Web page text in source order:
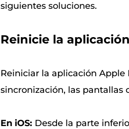
siguientes soluciones.
Reinicie la
Reiniciar la aplicación Apple
sincronización, las pantallas
En iOS: Desde la parte